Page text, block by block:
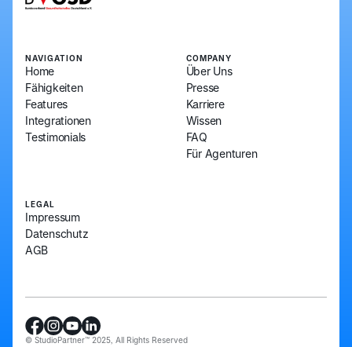
NAVIGATION
Home
Fähigkeiten
Features
Integrationen
Testimonials
COMPANY
Über Uns
Presse
Karriere
Wissen
FAQ
Für Agenturen
LEGAL
Impressum
Datenschutz
AGB
© StudioPartner™ 2025, All Rights Reserved